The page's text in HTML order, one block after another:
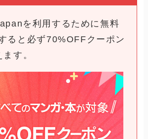
を利用するために無料
ると必ず70%OFFクーポン
す。